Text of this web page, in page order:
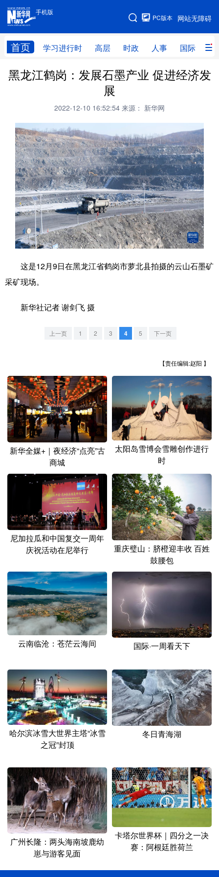
手机版
网站无障碍
PC版本
首页 学习进行时 高层 时政 人事 国际 财
手机版
网站地图
学习进行时 高层 时政 人事
全球连线
科技 科创 量子 体育
文化 书画 健康 军事
访谈 视频 图片 政务
法律 中央文件 金融 汽车
食品 人居 信息化 数字经济
学术中国 乡村振兴 银龄 溯源中国
彩票
北京 天津 山西
辽宁 吉林 上海 江苏
浙江 安徽 福建 江西
山东 河南 湖北 湖南
四川 贵州 云南
甘肃 青海 宁夏
新疆 内蒙古 黑龙江
English Español Français عربى
Русский язык 日本語
Deutsch Português
黑龙江鹤岗：发展石墨产业 促进经济发
展
2022-12-10 16:52:54 来源： 新华网
这是12月9日在黑龙江省鹤岗市萝北县拍摄的云山石墨矿
采矿现场。
新华社记者 谢剑飞 摄
上一页 1 2 3 4 5 下一页
【责任编辑:赵阳 】
新华全媒+｜夜经济“点亮”古
商城
太阳岛雪博会雪雕创作进行
时
尼加拉瓜和中国复交一周年
庆祝活动在尼举行
重庆璧山：脐橙迎丰收 百姓
鼓腰包
云南临沧：苍茫云海间 国际·一周看天下
哈尔滨冰雪大世界主塔“冰雪
之冠”封顶
冬日青海湖
广州长隆：两头海南坡鹿幼
崽与游客见面
卡塔尔世界杯｜四分之一决
赛：阿根廷胜荷兰